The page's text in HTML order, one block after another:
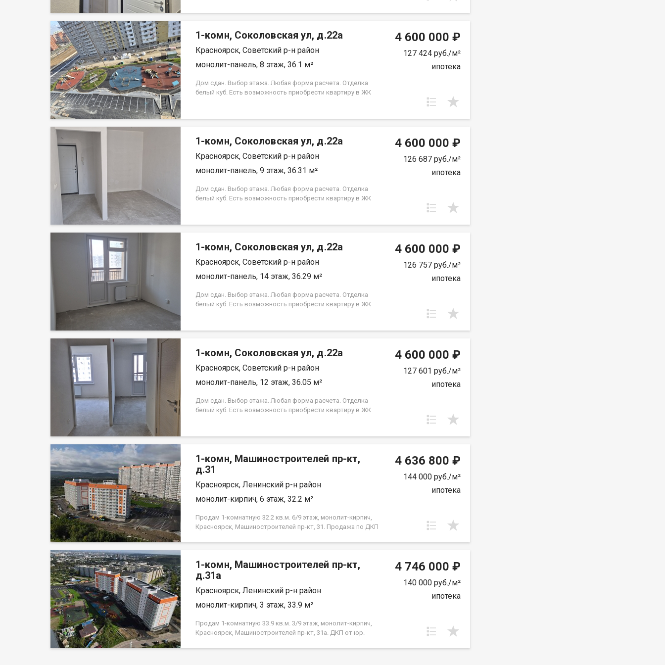
кредита. Под базовую ипотеку сбербанк со ставкой 13.9 %
1-комн, Соколовская ул, д.22а
Красноярск, Советский р-н район
монолит-панель, 8 этаж, 36.1 м²
Дом сдан. Выбор этажа. Любая форма расчета. Отделка
белый куб. Есть возможность приобрести квартиру в ЖК
кредита. Под базовую ипотеку сбербанк со ставкой 13.9 %
4 600 000 ₽
127 424 руб./м²
ипотека
1-комн, Соколовская ул, д.22а
Красноярск, Советский р-н район
монолит-панель, 9 этаж, 36.31 м²
Дом сдан. Выбор этажа. Любая форма расчета. Отделка
белый куб. Есть возможность приобрести квартиру в ЖК
кредита. Под базовую ипотеку сбербанк со ставкой 13.9 %
4 600 000 ₽
126 687 руб./м²
ипотека
1-комн, Соколовская ул, д.22а
Красноярск, Советский р-н район
монолит-панель, 14 этаж, 36.29 м²
Дом сдан. Выбор этажа. Любая форма расчета. Отделка
белый куб. Есть возможность приобрести квартиру в ЖК
кредита. Под базовую ипотеку сбербанк со ставкой 13.9 %
4 600 000 ₽
126 757 руб./м²
ипотека
1-комн, Соколовская ул, д.22а
Красноярск, Советский р-н район
монолит-панель, 12 этаж, 36.05 м²
Дом сдан. Выбор этажа. Любая форма расчета. Отделка
белый куб. Есть возможность приобрести квартиру в ЖК
кредита. Под базовую ипотеку сбербанк со ставкой 13.9 %
4 600 000 ₽
127 601 руб./м²
ипотека
1-комн, Машиностроителей пр-кт,
д.31
Красноярск, Ленинский р-н район
монолит-кирпич, 6 этаж, 32.2 м²
Продам 1-комнатную 32.2 кв.м. 6/9 этаж, монолит-кирпич,
Красноярск, Машиностроителей пр-кт, 31. Продажа по ДКП
4 636 800 ₽
144 000 руб./м²
ипотека
1-комн, Машиностроителей пр-кт,
д.31а
Красноярск, Ленинский р-н район
монолит-кирпич, 3 этаж, 33.9 м²
Продам 1-комнатную 33.9 кв.м. 3/9 этаж, монолит-кирпич,
Красноярск, Машиностроителей пр-кт, 31а. ДКП от юр.
4 746 000 ₽
140 000 руб./м²
ипотека